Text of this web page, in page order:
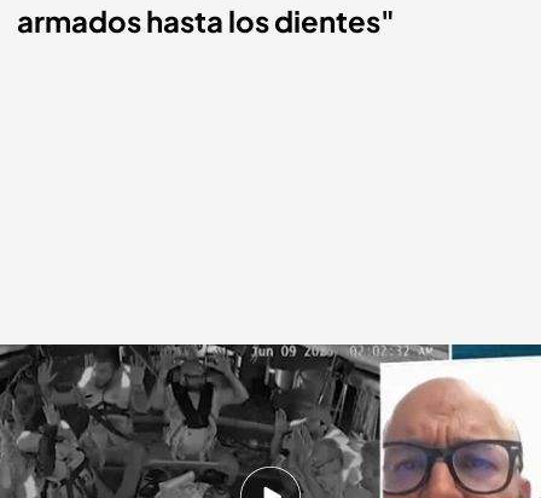
armados hasta los dientes"
El activista Sergio Toribio estuvo en La Flotilla de la Libertad cuando fue
asaltado por Israel. 'Todo es mentira'
Alba de la Orden
Madrid, 11 JUN 2025 - 18:52h.